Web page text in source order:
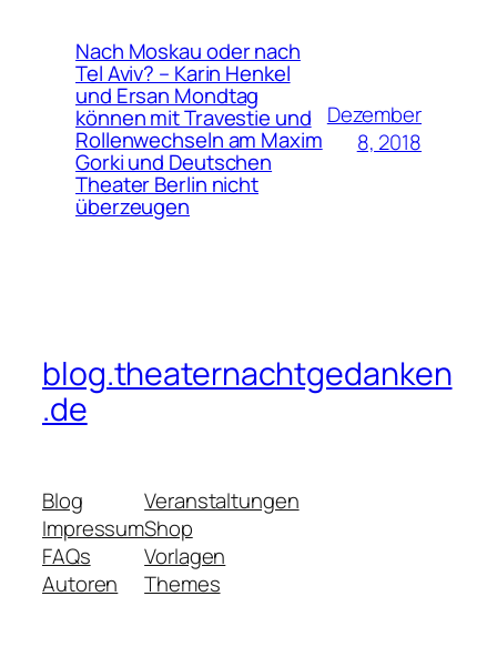
Nach Moskau oder nach
Tel Aviv? – Karin Henkel
und Ersan Mondtag
können mit Travestie und
Rollenwechseln am Maxim
Gorki und Deutschen
Theater Berlin nicht
überzeugen
Dezember
8, 2018
blog.theaternachtgedanken
.de
Blog
Impressum
FAQs
Autoren
Veranstaltungen
Shop
Vorlagen
Themes